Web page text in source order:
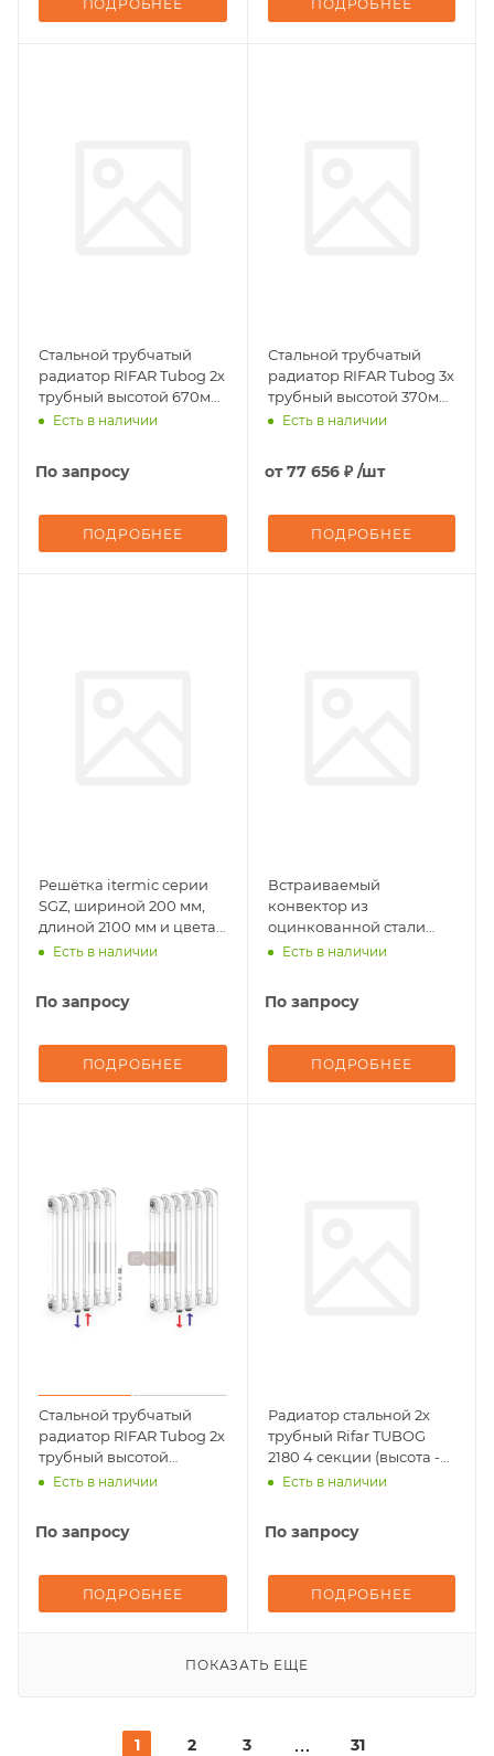
ПОДРОБНЕЕ ПОДРОБНЕЕ
Стальной трубчатый
радиатор RIFAR Tubog 2х
трубный высотой 670мм
10 секций (Черный
одностороннее,
Есть в наличии
По запросу
ПОДРОБНЕЕ
Стальной трубчатый
радиатор RIFAR Tubog 3х
трубный высотой 370мм
34 секций (БЕЛЫЙ,
подключение - боковое
Есть в наличии
от77 656 ₽ /шт
ПОДРОБНЕЕ
Решётка itermic серии
SGZ, шириной 200 мм,
длиной 2100 мм и цвета
Natural
Есть в наличии
По запросу
ПОДРОБНЕЕ
Встраиваемый
конвектор из
оцинкованной стали
itermic серии ITTZ,
рамки Natural, высотой
мм, длиной 2100 мм.
Есть в наличии
По запросу
ПОДРОБНЕЕ
Стальной трубчатый
радиатор RIFAR Tubog 2х
трубный высотой
1800мм 04 секций
центральное
Есть в наличии
По запросу
ПОДРОБНЕЕ
Радиатор стальной 2х
трубный Rifar TUBOG
2180 4 секции (высота -
1800мм, подключение -
Есть в наличии
По запросу
ПОДРОБНЕЕ
ПОКАЗАТЬ ЕЩЕ
1 2 3 31